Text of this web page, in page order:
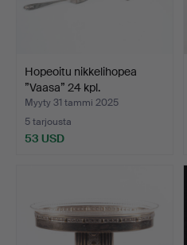
Hopeoitu nikkelihopea
”Vaasa” 24 kpl.
Myyty 31 tammi 2025
5 tarjousta
53 USD